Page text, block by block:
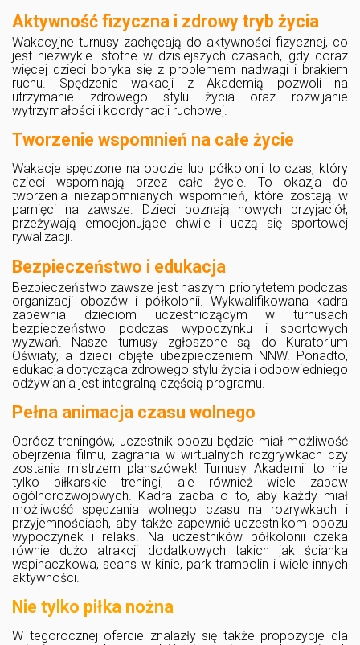
Aktywność fizyczna i zdrowy tryb życia
Wakacyjne turnusy zachęcają do aktywności fizycznej, co
jest niezwykle istotne w dzisiejszych czasach, gdy coraz
więcej dzieci boryka się z problemem nadwagi i brakiem
ruchu. Spędzenie wakacji z Akademią pozwoli na
utrzymanie zdrowego stylu życia oraz rozwijanie
wytrzymałości i koordynacji ruchowej.
Tworzenie wspomnień na całe życie
Wakacje spędzone na obozie lub półkolonii to czas, który
dzieci wspominają przez całe życie. To okazja do
tworzenia niezapomnianych wspomnień, które zostają w
pamięci na zawsze. Dzieci poznają nowych przyjaciół,
przeżywają emocjonujące chwile i uczą się sportowej
rywalizacji.
Bezpieczeństwo i edukacja
Bezpieczeństwo zawsze jest naszym priorytetem podczas
organizacji obozów i półkolonii. Wykwalifikowana kadra
zapewnia dzieciom uczestniczącym w turnusach
bezpieczeństwo podczas wypoczynku i sportowych
wyzwań. Nasze turnusy zgłoszone są do Kuratorium
Oświaty, a dzieci objęte ubezpieczeniem NNW. Ponadto,
edukacja dotycząca zdrowego stylu życia i odpowiedniego
odżywiania jest integralną częścią programu.
Pełna animacja czasu wolnego
Oprócz treningów, uczestnik obozu będzie miał możliwość
obejrzenia filmu, zagrania w wirtualnych rozgrywkach czy
zostania mistrzem planszówek! Turnusy Akademii to nie
tylko piłkarskie treningi, ale również wiele zabaw
ogólnorozwojowych. Kadra zadba o to, aby każdy miał
możliwość spędzania wolnego czasu na rozrywkach i
przyjemnościach, aby także zapewnić uczestnikom obozu
wypoczynek i relaks. Na uczestników półkolonii czeka
równie dużo atrakcji dodatkowych takich jak ścianka
wspinaczkowa, seans w kinie, park trampolin i wiele innych
aktywności.
Nie tylko piłka nożna
W tegorocznej ofercie znalazły się także propozycje dla